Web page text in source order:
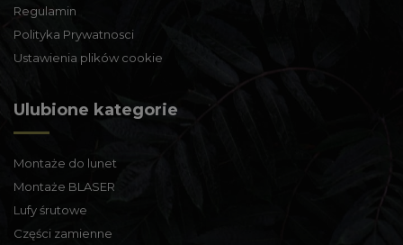
Regulamin
Polityka Prywatnosci
Ustawienia plików cookie
Ulubione kategorie
Montaże do lunet
Montaże BLASER
Lufy śrutowe
Części zamienne